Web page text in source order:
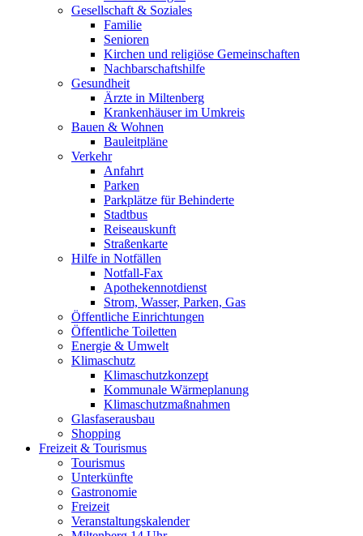
Gesellschaft & Soziales
Familie
Senioren
Kirchen und religiöse Gemeinschaften
Nachbarschaftshilfe
Gesundheit
Ärzte in Miltenberg
Krankenhäuser im Umkreis
Bauen & Wohnen
Bauleitpläne
Verkehr
Anfahrt
Parken
Parkplätze für Behinderte
Stadtbus
Reiseauskunft
Straßenkarte
Hilfe in Notfällen
Notfall-Fax
Apothekennotdienst
Strom, Wasser, Parken, Gas
Öffentliche Einrichtungen
Öffentliche Toiletten
Energie & Umwelt
Klimaschutz
Klimaschutzkonzept
Kommunale Wärmeplanung
Klimaschutzmaßnahmen
Glasfaserausbau
Shopping
Freizeit & Tourismus
Tourismus
Unterkünfte
Gastronomie
Freizeit
Veranstaltungskalender